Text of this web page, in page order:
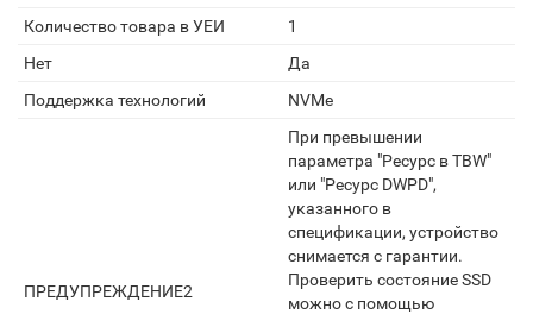
Количество товара в УЕИ
1
Нет
Да
Поддержка технологий
NVMe
ПРЕДУПРЕЖДЕНИЕ2
При превышении
параметра "Ресурс в TBW"
или "Ресурс DWPD",
указанного в
спецификации, устройство
снимается с гарантии.
Проверить состояние SSD
можно с помощью